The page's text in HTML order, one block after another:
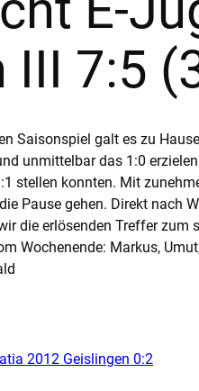
III 7:5
Saisonspiel galt es zu
unmittelbar das 1:0
stellen konnten. Mit
Pause gehen. Direkt nach
die erlösenden Treffer
Wochenende: Markus,
2012 Geislingen 0:2